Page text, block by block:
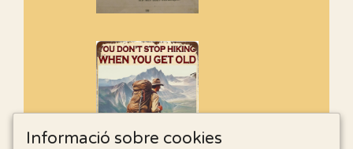
Informació sobre cookies